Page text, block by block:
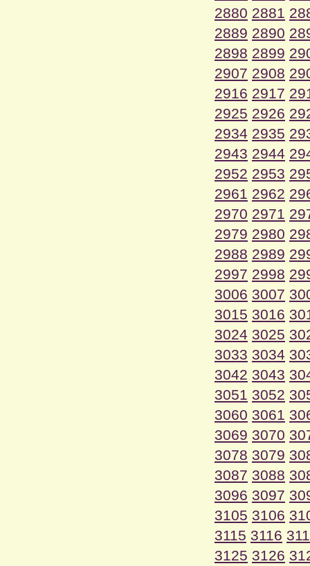
2880 2881
2889 2890
2898 2899
2907 2908
2916 2917
2925 2926
2934 2935
2943 2944
2952 2953
2961 2962
2970 2971
2979 2980
2988 2989
2997 2998
3006 3007
3015 3016
3024 3025
3033 3034
3042 3043
3051 3052
3060 3061
3069 3070
3078 3079
3087 3088
3096 3097
3105 3106
3115 3116
3125 3126